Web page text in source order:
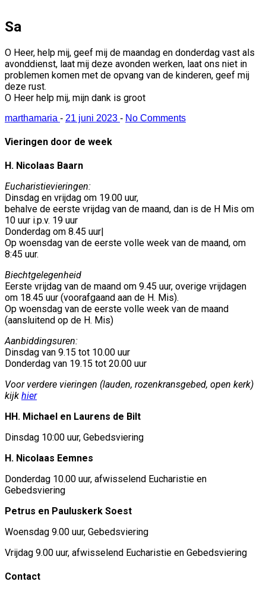
Sa
O Heer, help mij, geef mij de maandag en donderdag vast als
avonddienst, laat mij deze avonden werken, laat ons niet in
problemen komen met de opvang van de kinderen, geef mij
deze rust.
O Heer help mij, mijn dank is groot
marthamaria - 21 juni 2023 - No Comments
Vieringen door de week
H. Nicolaas Baarn
Eucharistievieringen:
Dinsdag en vrijdag om 19.00 uur,
behalve de eerste vrijdag van de maand, dan is de H Mis om
10 uur i.p.v. 19 uur
Donderdag om 8.45 uur|
Op woensdag van de eerste volle week van de maand, om
8:45 uur.
Biechtgelegenheid
Eerste vrijdag van de maand om 9.45 uur, overige vrijdagen
om 18.45 uur (voorafgaand aan de H. Mis).
Op woensdag van de eerste volle week van de maand
(aansluitend op de H. Mis)
Aanbiddingsuren:
Dinsdag van 9.15 tot 10.00 uur
Donderdag van 19.15 tot 20.00 uur
Voor verdere vieringen (lauden, rozenkransgebed, open kerk)
kijk hier
HH. Michael en Laurens de Bilt
Dinsdag 10:00 uur, Gebedsviering
H. Nicolaas Eemnes
Donderdag 10.00 uur, afwisselend Eucharistie en
Gebedsviering
Petrus en Pauluskerk Soest
Woensdag 9.00 uur, Gebedsviering
Vrijdag 9.00 uur, afwisselend Eucharistie en Gebedsviering
Contact